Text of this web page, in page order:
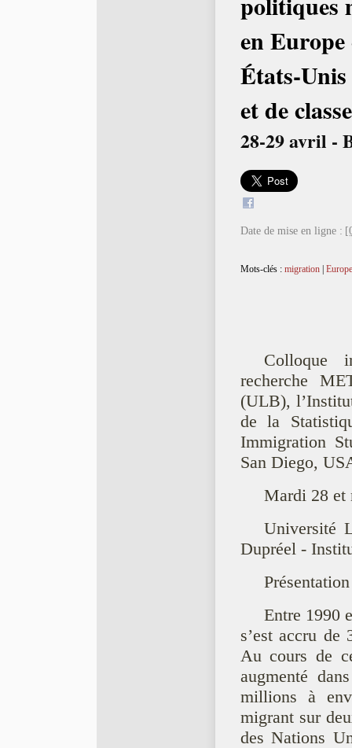
en
États-Unis
et de classe
28-29 avril -
Date de mise en ligne :
Mots-clés : migration| Europe
Colloque
recherche
(ULB),
de la
Immigration
San Diego,
Mardi 28 et
Université
Dupréel -
Entre 1990
s’est accru
Au cours de
augmenté
millions à
migrant sur
des Nations